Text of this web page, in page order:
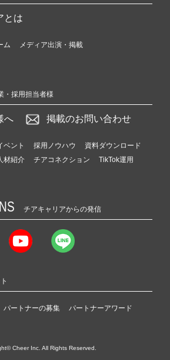
とは
ム
メディア出演・掲載
・採用担当者様
へ 掲載のお問い合わせ
ベント 採用ノウハウ
資料ダウンロード
材紹介 チアコネクション
TikTok運用
チアキャリアからの発信
パートナーの募集 パートナーアワード
Cheer Inc. All Rights Reserved.